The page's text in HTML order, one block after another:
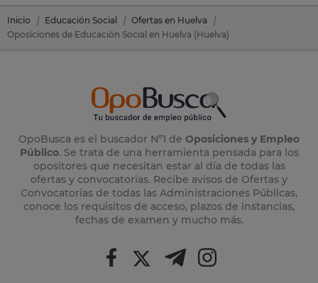
Inicio Educación Social
Ofertas en Huelva
Oposiciones de Educación Social en Huelva (Huelva)
OpoBusca es el buscador Nº1 de Oposiciones y Empleo
Público. Se trata de una herramienta pensada para los
opositores que necesitan estar al día de todas las
ofertas y convocatorias. Recibe avisos de Ofertas y
Convocatorias de todas las Administraciones Públicas,
conoce los requisitos de acceso, plazos de instancias,
fechas de examen y mucho más.